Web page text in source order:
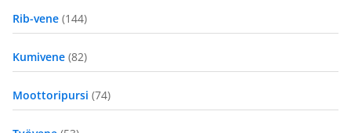
Rib-vene (144)
Kumivene (82)
Moottoripursi (74)